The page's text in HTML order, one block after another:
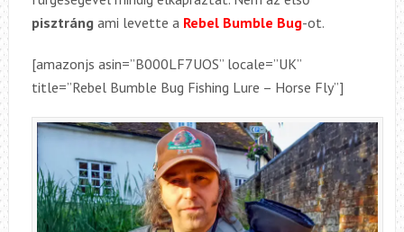
pisztrángami levette a Rebel Bumble Bug-ot.
[amazonjs asin=”B000LF7UOS” locale=”UK”
title=”Rebel Bumble Bug Fishing Lure – Horse Fly”]